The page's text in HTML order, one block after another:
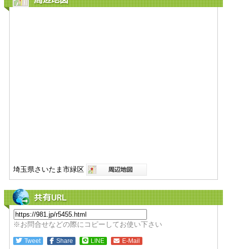
埼玉県さいたま市緑区
共有URL
※お問合せなどの際にコピーしてお使い下さい
Tweet Share LINE E-Mail